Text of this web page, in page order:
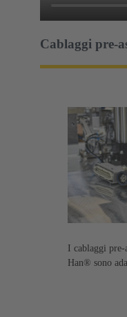
Cablaggi pre-
I cablaggi pre-
Han® sono